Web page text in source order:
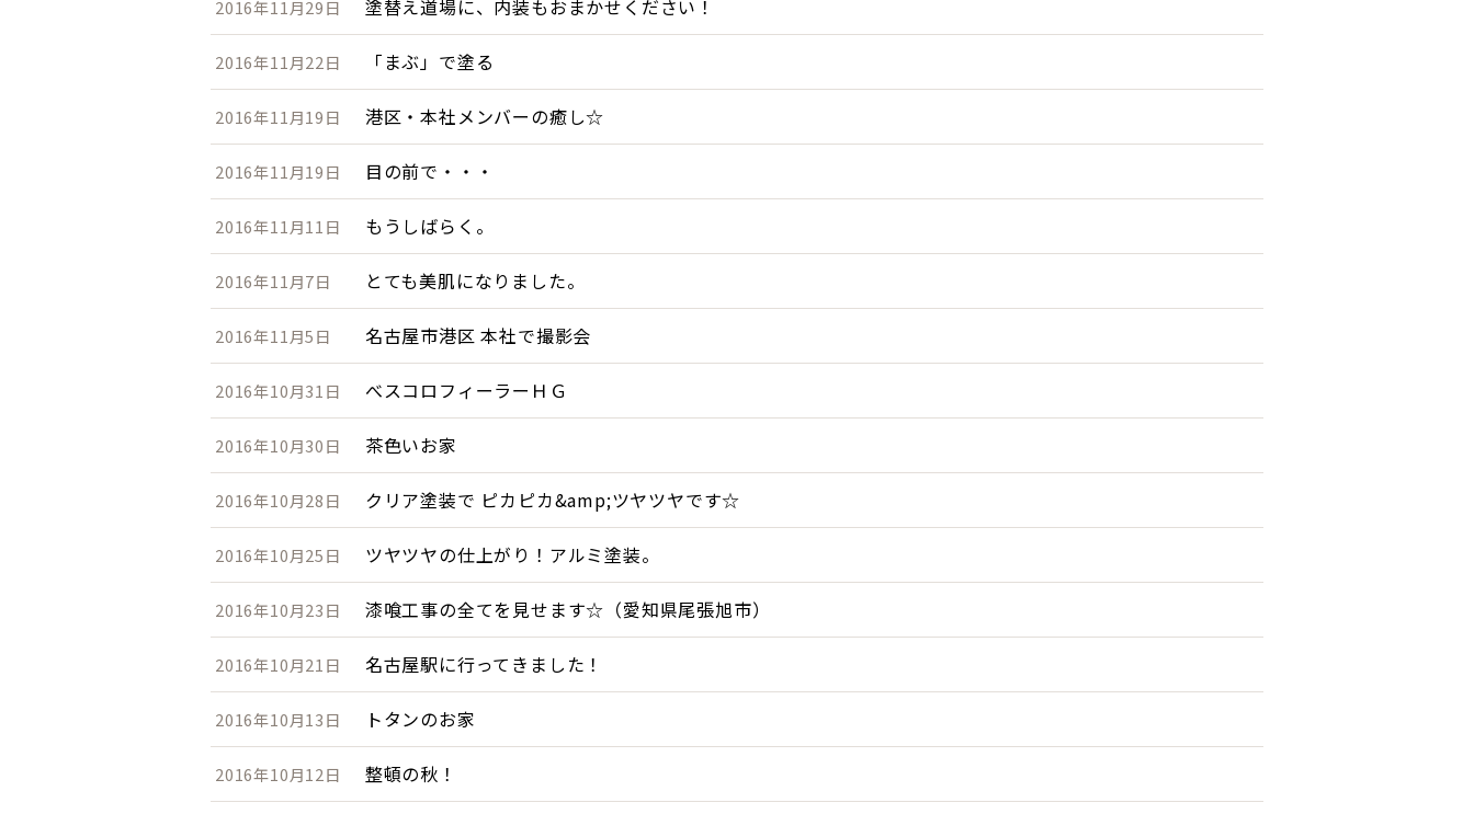
2016年11月29日 塗替え道場に、内装もおまかせください！
2016年11月22日 「まぶ」で塗る
2016年11月19日 港区・本社メンバーの癒し☆
2016年11月19日 目の前で・・・
2016年11月11日 もうしばらく。
2016年11月7日 とても美肌になりました。
2016年11月5日 名古屋市港区 本社で撮影会
2016年10月31日 べスコロフィーラーＨＧ
2016年10月30日 茶色いお家
2016年10月28日 クリア塗装で ピカピカ&amp;ツヤツヤです☆
2016年10月25日 ツヤツヤの仕上がり！アルミ塗装。
2016年10月23日 漆喰工事の全てを見せます☆（愛知県尾張旭市）
2016年10月21日 名古屋駅に行ってきました！
2016年10月13日 トタンのお家
2016年10月12日 整頓の秋！